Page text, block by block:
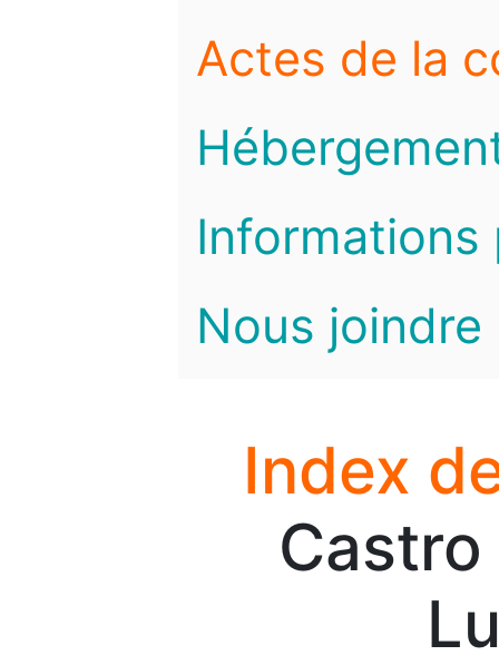
Actes de la
Informations
Nous joindre
Index